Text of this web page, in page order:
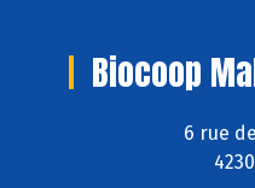
Biocoop
6 rue